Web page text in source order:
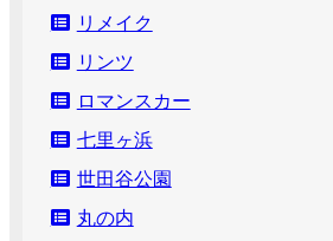
リメイク
リンツ
ロマンスカー
七里ヶ浜
世田谷公園
丸の内